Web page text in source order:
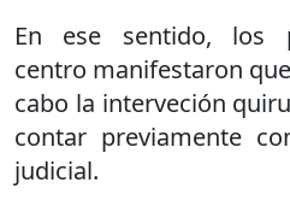
En ese sentido, los
centro manifestaron
cabo la interveción
contar previamente
judicial.